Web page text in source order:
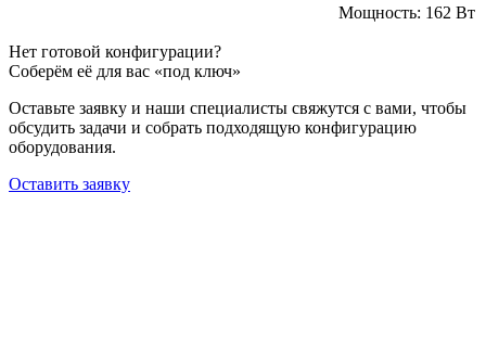
Мощность: 162 Вт
Нет готовой конфигурации?
Соберём её для вас «под ключ»
Оставьте заявку и наши специалисты свяжутся с вами, чтобы
обсудить задачи и собрать подходящую конфигурацию
оборудования.
Оставить заявку